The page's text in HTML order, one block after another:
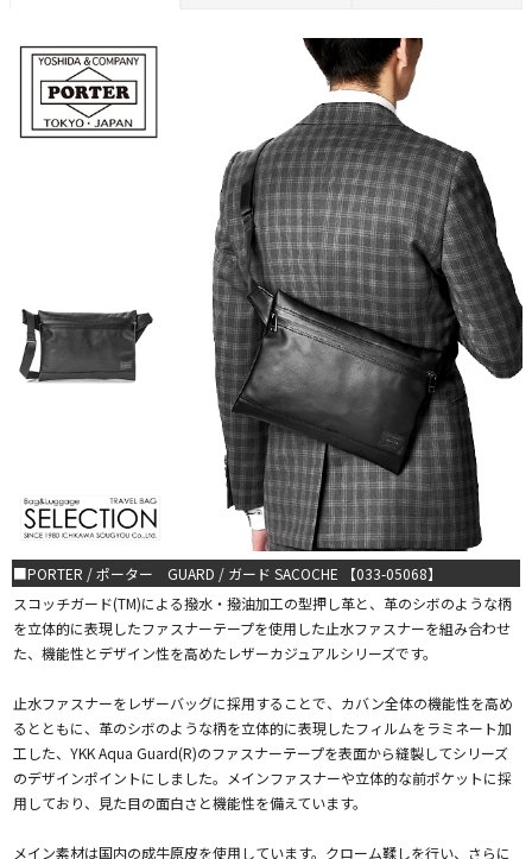
■PORTER / ポーター GUARD / ガード SACOCHE 【033-05068】
スコッチガード(TM)による撥水・撥油加工の型押し革と、革のシボのような柄
を立体的に表現したファスナーテープを使用した止水ファスナーを組み合わせ
た、機能性とデザイン性を高めたレザーカジュアルシリーズです。
止水ファスナーをレザーバッグに採用することで、カバン全体の機能性を高め
るとともに、革のシボのような柄を立体的に表現したフィルムをラミネート加
工した、YKK Aqua Guard(R)のファスナーテープを表面から縫製してシリーズ
のデザインポイントにしました。メインファスナーや立体的な前ポケットに採
用しており、見た目の面白さと機能性を備えています。
メイン素材は国内の成牛原皮を使用しています。クローム鞣しを行い、さらに